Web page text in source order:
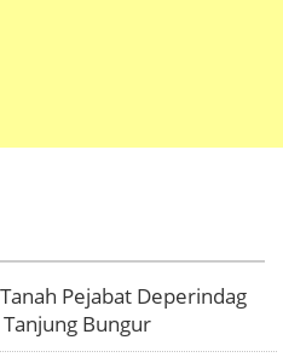
Pejabat Deperindag
Bungur